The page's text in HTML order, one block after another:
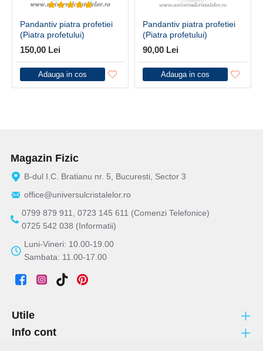
Pandantiv piatra profetiei
(Piatra profetului)
150,00 Lei
Adauga in cos
Pandantiv piatra profetiei
(Piatra profetului)
90,00 Lei
Adauga in cos
Magazin Fizic
B-dul I.C. Bratianu nr. 5, Bucuresti, Sector 3
office@universulcristalelor.ro
0799 879 911, 0723 145 611 (Comenzi Telefonice)
0725 542 038 (Informatii)
Luni-Vineri: 10.00-19.00
Sambata: 11.00-17.00
Utile
Info cont